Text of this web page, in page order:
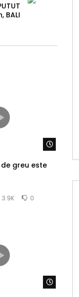
BALI
greu este
3.9K 0